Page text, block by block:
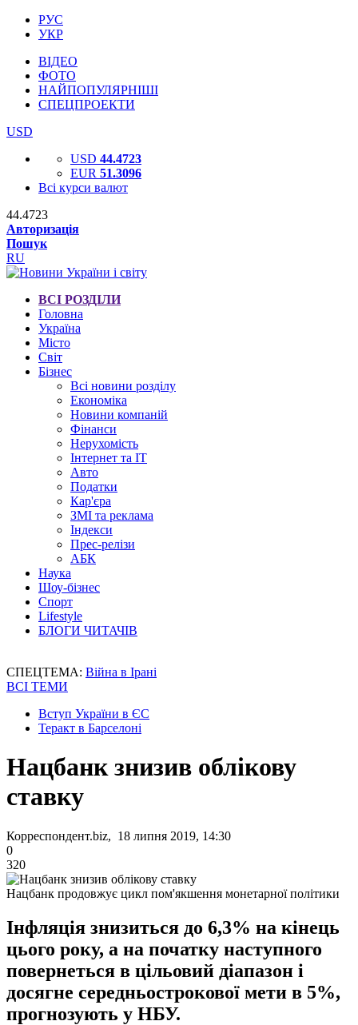
РУС
УКР
ВІДЕО
ФОТО
НАЙПОПУЛЯРНІШІ
СПЕЦПРОЕКТИ
USD
USD 44.4723
EUR 51.3096
Всі курси валют
44.4723
Авторизація
Пошук
RU
ВСІ РОЗДІЛИ
Головна
Україна
Місто
Світ
Бізнес
Всі новини розділу
Економіка
Новини компаній
Фінанси
Нерухомість
Інтернет та IT
Авто
Податки
Кар'єра
ЗМІ та реклама
Індекси
Прес-релізи
АБК
Наука
Шоу-бізнес
Спорт
Lifestyle
БЛОГИ ЧИТАЧІВ
СПЕЦТЕМА: Війна в Ірані
ВСІ ТЕМИ
Вступ України в ЄС
Теракт в Барселоні
Нацбанк знизив облікову
ставку
Корреспондент.biz, 18 липня 2019, 14:30
0
320
Нацбанк продовжує цикл пом'якшення монетарної політики
Інфляція знизиться до 6,3% на кінець
цього року, а на початку наступного
повернеться в цільовий діапазон і
досягне середньострокової мети в 5%,
прогнозують у НБУ.